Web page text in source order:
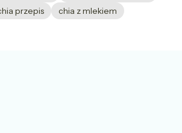
przepis
chia z mlekiem